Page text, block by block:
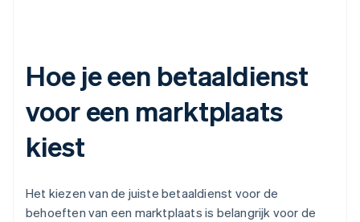
Hoe je een betaaldienst
voor een marktplaats
kiest
Het kiezen van de juiste betaaldienst voor de
behoeften van een marktplaats is belangrijk voor de